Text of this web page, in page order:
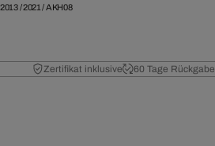
2013/2021 /AKH08
Zertifikat inklusive 60 Tage Rückgabe